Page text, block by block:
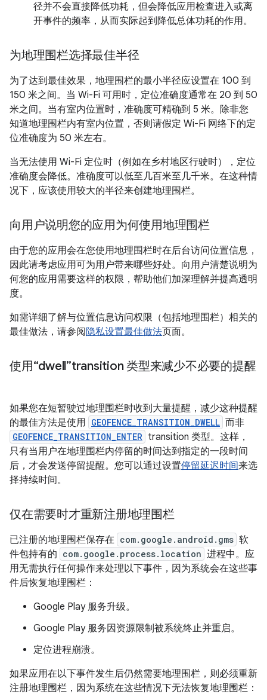
径并不会直接降低功耗，但会降低应用检查进入或离
开事件的频率，从而实际起到降低总体功耗的作用。
为地理围栏选择最佳半径
为了达到最佳效果，地理围栏的最小半径应设置在 100 到
150 米之间。当 Wi-Fi 可用时，定位准确度通常在 20 到 50
米之间。当有室内位置时，准确度可精确到 5 米。除非您
知道地理围栏内有室内位置，否则请假定 Wi-Fi 网络下的定
位准确度为 50 米左右。
当无法使用 Wi-Fi 定位时（例如在乡村地区行驶时），定位
准确度会降低。准确度可以低至几百米至几千米。在这种情
况下，应该使用较大的半径来创建地理围栏。
向用户说明您的应用为何使用地理围栏
由于您的应用会在您使用地理围栏时在后台访问位置信息，
因此请考虑应用可为用户带来哪些好处。向用户清楚说明为
何您的应用需要这样的权限，帮助他们加深理解并提高透明
度。
如需详细了解与位置信息访问权限（包括地理围栏）相关的
最佳做法，请参阅 隐私设置最佳做法页面。
使用“dwell”transition 类型来减少不必要的提醒
如果您在短暂驶过地理围栏时收到大量提醒，减少这种提醒
的最佳方法是使用 GEOFENCE_TRANSITION_DWELL 而非
GEOFENCE_TRANSITION_ENTER transition 类型。这样，
只有当用户在地理围栏内停留的时间达到指定的一段时间
后，才会发送停留提醒。您可以通过设置停留延迟时间来选
择持续时间。
仅在需要时才重新注册地理围栏
已注册的地理围栏保存在 com.google.android.gms 软
件包持有的 com.google.process.location 进程中。应
用无需执行任何操作来处理以下事件，因为系统会在这些事
件后恢复地理围栏：
Google Play 服务升级。
Google Play 服务因资源限制被系统终止并重启。
定位进程崩溃。
如果应用在以下事件发生后仍然需要地理围栏，则必须重新
注册地理围栏，因为系统在这些情况下无法恢复地理围栏：